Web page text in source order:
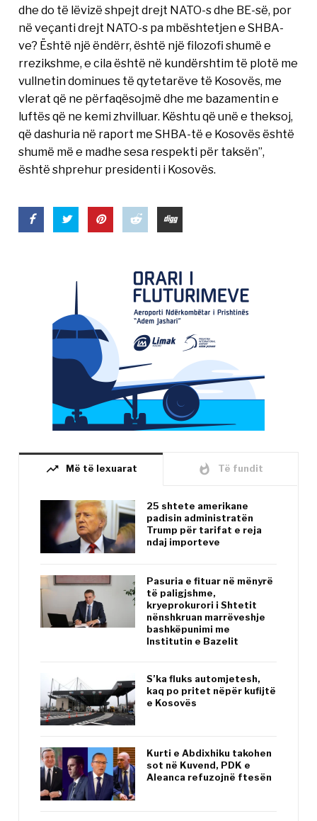
dhe do të lëvizë shpejt drejt NATO-s dhe BE-së, por
në veçanti drejt NATO-s pa mbështetjen e SHBA-
ve? Është një ëndërr, është një filozofi shumë e
rrezikshme, e cila është në kundërshtim të plotë me
vullnetin dominues të qytetarëve të Kosovës, me
vlerat që ne përfaqësojmë dhe me bazamentin e
luftës që ne kemi zhvilluar. Kështu që unë e theksoj,
që dashuria në raport me SHBA-të e Kosovës është
shumë më e madhe sesa respekti për taksën”,
është shprehur presidenti i Kosovës.
trending_up Më të lexuarat whatshot Të fundit
25 shtete amerikane
padisin administratën
Trump për tarifat e reja
ndaj importeve
Pasuria e fituar në mënyrë
të paligjshme,
kryeprokurori i Shtetit
nënshkruan marrëveshje
bashkëpunimi me
Institutin e Bazelit
S’ka fluks automjetesh,
kaq po pritet nëpër kufijtë
e Kosovës
Kurti e Abdixhiku takohen
sot në Kuvend, PDK e
Aleanca refuzojnë ftesën